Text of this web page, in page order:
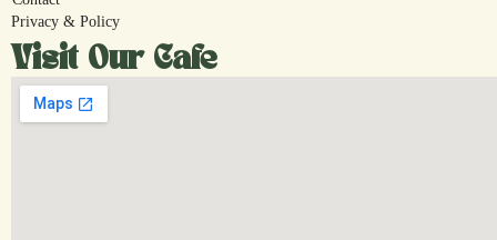
Privacy & Policy
Visit Our Cafe